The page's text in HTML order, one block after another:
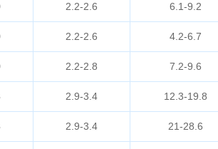
2.2-2.6 6.1-9.2
2.2-2.6 4.2-6.7
2.2-2.8 7.2-9.6
2.9-3.4 12.3-19.8
2.9-3.4 21-28.6